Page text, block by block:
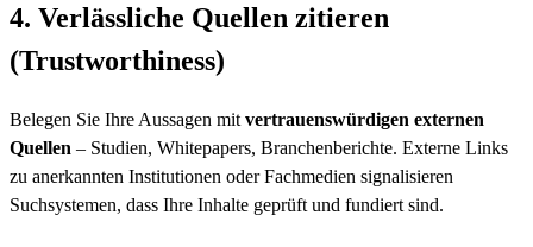
4. Verlässliche Quellen zitieren
(Trustworthiness)
Belegen Sie Ihre Aussagen mit vertrauenswürdigen externen
Quellen – Studien, Whitepapers, Branchenberichte. Externe Links
zu anerkannten Institutionen oder Fachmedien signalisieren
Suchsystemen, dass Ihre Inhalte geprüft und fundiert sind.